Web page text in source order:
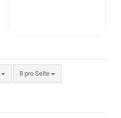
8 pro Seite
pro Seite